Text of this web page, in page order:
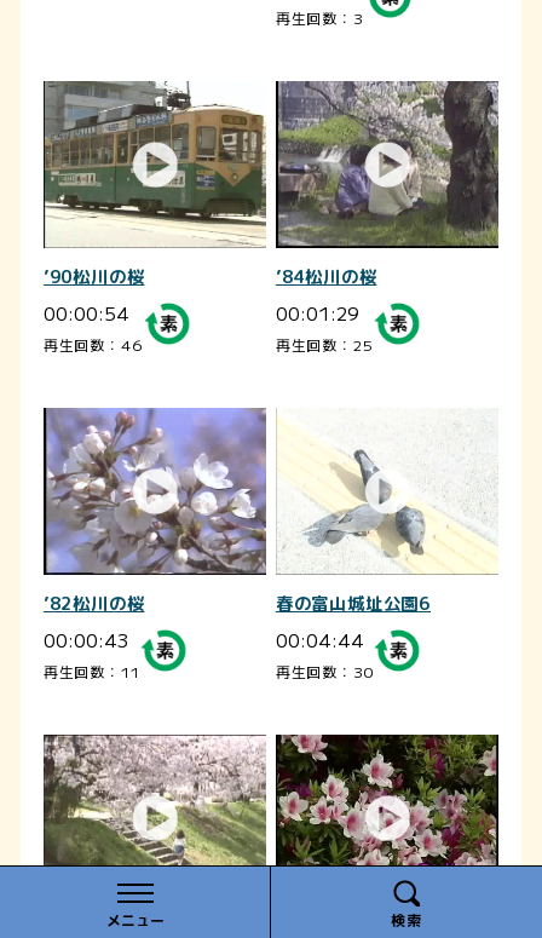
メニュー 検索
再生回数：3
’90松川の桜
00:00:54
再生回数：46
’84松川の桜
00:01:29
再生回数：25
’82松川の桜
00:00:43
再生回数：11
春の富山城址公園6
00:04:44
再生回数：30
’89花見と子供 [008] 030503 つつじ高